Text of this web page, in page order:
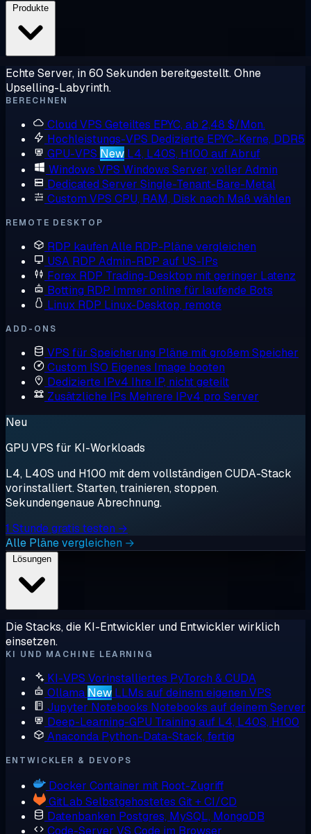
Echte Server, in 60 Sekunden bereitgestellt. Ohne
Upselling-Labyrinth.
BERECHNEN
Cloud VPS Geteiltes EPYC, ab 2,48 $/Mon.
Hochleistungs-VPS Dedizierte EPYC-Kerne, DDR5
GPU-VPS New L4, L40S, H100 auf Abruf
Windows VPS Windows Server, voller Admin
Dedicated Server Single-Tenant-Bare-Metal
Custom VPS CPU, RAM, Disk nach Maß wählen
REMOTE DESKTOP
RDP kaufen Alle RDP-Pläne vergleichen
USA RDP Admin-RDP auf US-IPs
Forex RDP Trading-Desktop mit geringer Latenz
Botting RDP Immer online für laufende Bots
Linux RDP Linux-Desktop, remote
ADD-ONS
VPS für Speicherung Pläne mit großem Speicher
Custom ISO Eigenes Image booten
Dedizierte IPv4 Ihre IP, nicht geteilt
Zusätzliche IPs Mehrere IPv4 pro Server
Neu
GPU VPS für KI-Workloads
L4, L40S und H100 mit dem vollständigen CUDA-Stack
vorinstalliert. Starten, trainieren, stoppen.
Sekundengenaue Abrechnung.
1 Stunde gratis testen →
Alle Pläne vergleichen →
Die Stacks, die KI-Entwickler und Entwickler wirklich
einsetzen.
KI UND MACHINE LEARNING
KI-VPS Vorinstalliertes PyTorch & CUDA
Ollama New LLMs auf deinem eigenen VPS
Jupyter Notebooks Notebooks auf deinem Server
Deep-Learning-GPU Training auf L4, L40S, H100
Anaconda Python-Data-Stack, fertig
ENTWICKLER & DEVOPS
Docker Container mit Root-Zugriff
GitLab Selbstgehostetes Git + CI/CD
Datenbanken Postgres, MySQL, MongoDB
Code-Server VS Code im Browser